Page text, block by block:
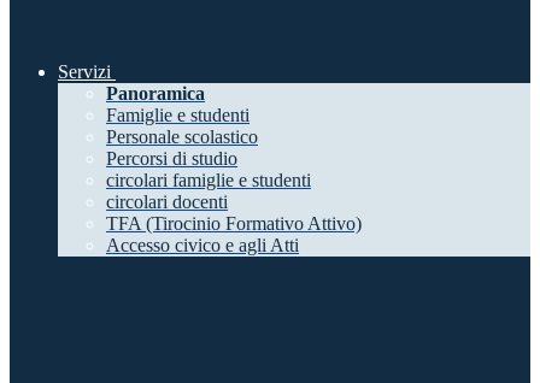
Servizi
Panoramica
Famiglie e studenti
Personale scolastico
Percorsi di studio
circolari famiglie e studenti
circolari docenti
TFA (Tirocinio Formativo Attivo)
Accesso civico e agli Atti